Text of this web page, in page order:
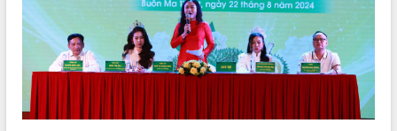
VIDEO
Loading the player...
Trailer Lễ hội Sầu riêng Đắk Lắk năm
2026